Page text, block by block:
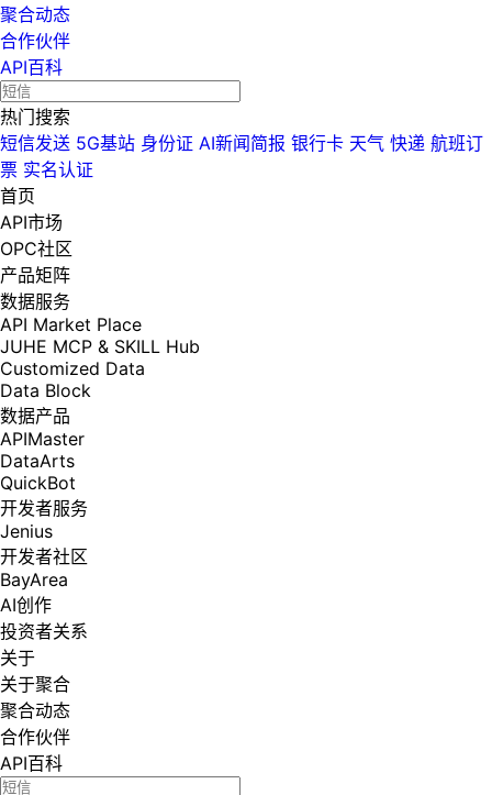
聚合动态
合作伙伴
API百科
热门搜索
短信发送 5G基站 身份证 AI新闻简报 银行卡 天气 快递 航班订
票 实名认证
首页
API市场
OPC社区
产品矩阵
数据服务
API Market Place
JUHE MCP & SKILL Hub
Customized Data
Data Block
数据产品
APIMaster
DataArts
QuickBot
开发者服务
Jenius
开发者社区
BayArea
AI创作
投资者关系
关于
关于聚合
聚合动态
合作伙伴
API百科